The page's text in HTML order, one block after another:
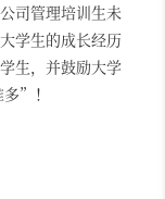
司管理培训生未
学生的成长经历
生，并鼓励大学
”！